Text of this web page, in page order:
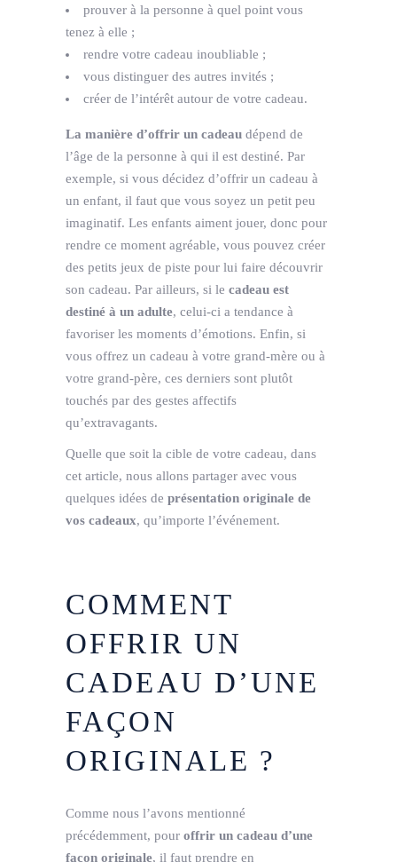
prouver à la personne à quel point vous
tenez à elle ;
rendre votre cadeau inoubliable ;
vous distinguer des autres invités ;
créer de l’intérêt autour de votre cadeau.
La manière d’offrir un cadeau dépend de
l’âge de la personne à qui il est destiné. Par
exemple, si vous décidez d’offrir un cadeau à
un enfant, il faut que vous soyez un petit peu
imaginatif. Les enfants aiment jouer, donc pour
rendre ce moment agréable, vous pouvez créer
des petits jeux de piste pour lui faire découvrir
son cadeau. Par ailleurs, si le cadeau est
destiné à un adulte, celui-ci a tendance à
favoriser les moments d’émotions. Enfin, si
vous offrez un cadeau à votre grand-mère ou à
votre grand-père, ces derniers sont plutôt
touchés par des gestes affectifs
qu’extravagants.
Quelle que soit la cible de votre cadeau, dans
cet article, nous allons partager avec vous
quelques idées de présentation originale de
vos cadeaux, qu’importe l’événement.
COMMENT
OFFRIR UN
CADEAU D’UNE
FAÇON
ORIGINALE ?
Comme nous l’avons mentionné
précédemment, pour offrir un cadeau d’une
façon originale, il faut prendre en